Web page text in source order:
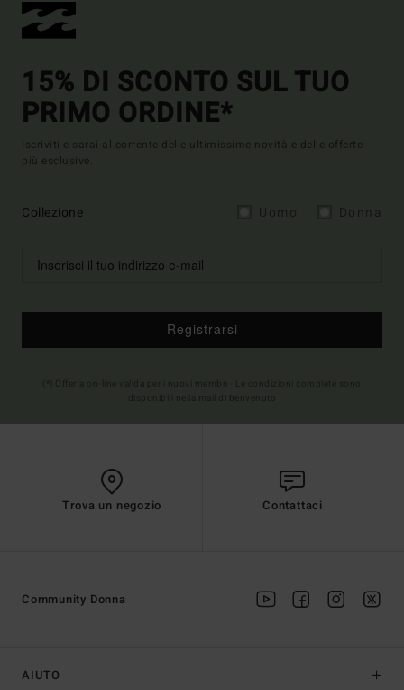
15% DI SCONTO SUL TUO
PRIMO ORDINE*
Iscriviti e sarai al corrente delle ultimissime novità e delle offerte
più esclusive.
Collezione
Registrarsi
Trova un negozio Contattaci
AIUTO
Community Donna